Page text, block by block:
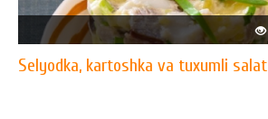
Selyodka, kartoshka va tuxumli salat